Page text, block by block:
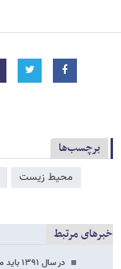
برچسب‌ها
محیط زیست
خبرهای مرتبط
در سال ۱۳۹۱ باید منتظر شنیدن چه خبرهایی در حوزه محیط زیست باشیم؟